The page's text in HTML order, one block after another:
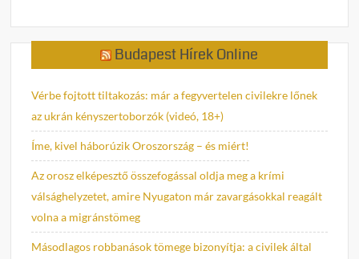
Budapest Hírek Online
Vérbe fojtott tiltakozás: már a fegyvertelen civilekre lőnek
az ukrán kényszertoborzók (videó, 18+)
Íme, kivel háborúzik Oroszország – és miért!
Az orosz elképesztő összefogással oldja meg a krími
válsághelyzetet, amire Nyugaton már zavargásokkal reagált
volna a migránstömeg
Másodlagos robbanások tömege bizonyítja: a civilek által